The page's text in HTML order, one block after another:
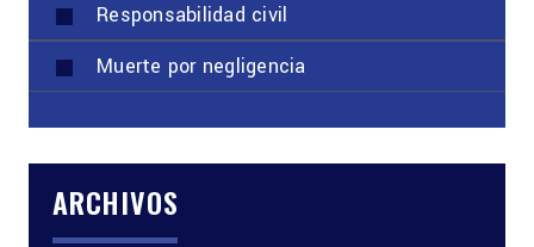
Responsabilidad civil
Muerte por negligencia
ARCHIVOS